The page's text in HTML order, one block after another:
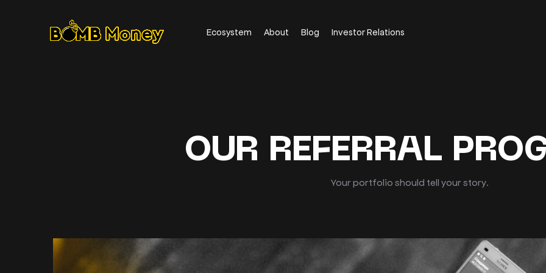
Ecosystem About Blog Investor Relations
OUR REFERRAL
Your portfolio should tell your story.